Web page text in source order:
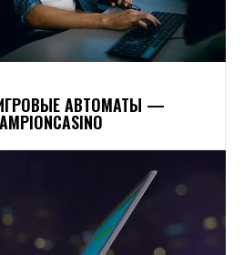
АВТОМАТЫ —